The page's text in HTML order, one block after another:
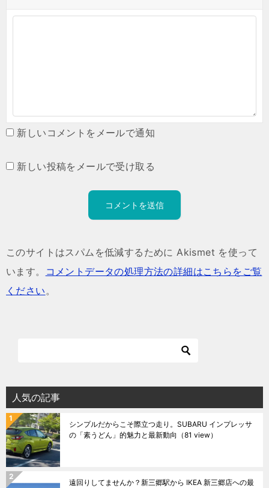
新しいコメントをメールで通知
新しい投稿をメールで受け取る
このサイトはスパムを低減するために Akismet を使って
います。
コメントデータの処理方法の詳細はこちらをご覧
ください。
人気の記事
シンプルだからこそ際立つ走り。SUBARU インプレッサ
の「素うどん」的魅力と最新動向 （81 view）
遠回りしてませんか？新三郷駅から IKEA 新三郷店への最